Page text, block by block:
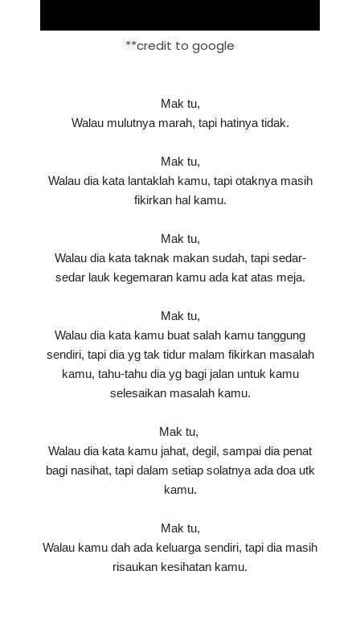
**credit to google
Mak tu,
Walau mulutnya marah, tapi hatinya tidak.
Mak tu,
Walau dia kata lantaklah kamu, tapi otaknya masih
fikirkan hal kamu.
Mak tu,
Walau dia kata taknak makan sudah, tapi sedar-
sedar lauk kegemaran kamu ada kat atas meja.
Mak tu,
Walau dia kata kamu buat salah kamu tanggung
sendiri, tapi dia yg tak tidur malam fikirkan masalah
kamu, tahu-tahu dia yg bagi jalan untuk kamu
selesaikan masalah kamu.
Mak tu,
Walau dia kata kamu jahat, degil, sampai dia penat
bagi nasihat, tapi dalam setiap solatnya ada doa utk
kamu.
Mak tu,
Walau kamu dah ada keluarga sendiri, tapi dia masih
risaukan kesihatan kamu.